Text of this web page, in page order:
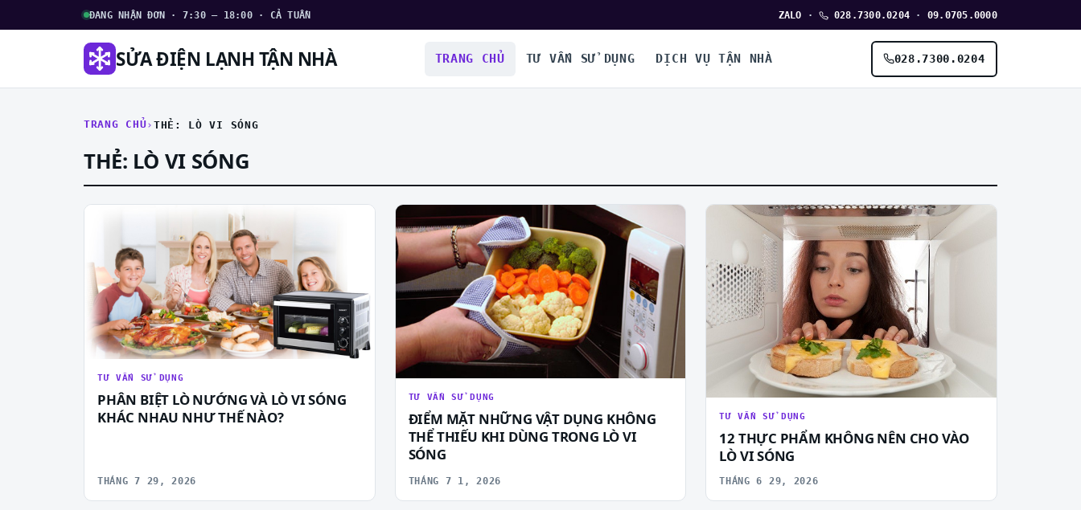
ĐANG NHẬN ĐƠN · 7:30 – 18:00 · CẢ TUẦN ZALO · 028.7300.0204 · 09.0705.0000
SỬA ĐIỆN LẠNH TẬN NHÀ TRANG CHỦ TƯ VẤN SỬ DỤNG DỊCH VỤ TẬN NHÀ 028.7300.0204
TRANG CHỦ THẺ: LÒ VI SÓNG
THẺ: LÒ VI SÓNG
TƯ VẤN SỬ DỤNG
PHÂN BIỆT LÒ NƯỚNG VÀ LÒ VI SÓNG
KHÁC NHAU NHƯ THẾ NÀO?
THÁNG 7 29, 2026
TƯ VẤN SỬ DỤNG
ĐIỂM MẶT NHỮNG VẬT DỤNG KHÔNG
THỂ THIẾU KHI DÙNG TRONG LÒ VI
SÓNG
THÁNG 7 1, 2026
TƯ VẤN SỬ DỤNG
12 THỰC PHẨM KHÔNG NÊN CHO VÀO
LÒ VI SÓNG
THÁNG 6 29, 2026